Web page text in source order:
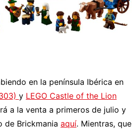
en la península Ibérica en
y LEGO Castle of the Lion
a la venta a primeros de julio y
de Brickmania aquí. Mientras, que